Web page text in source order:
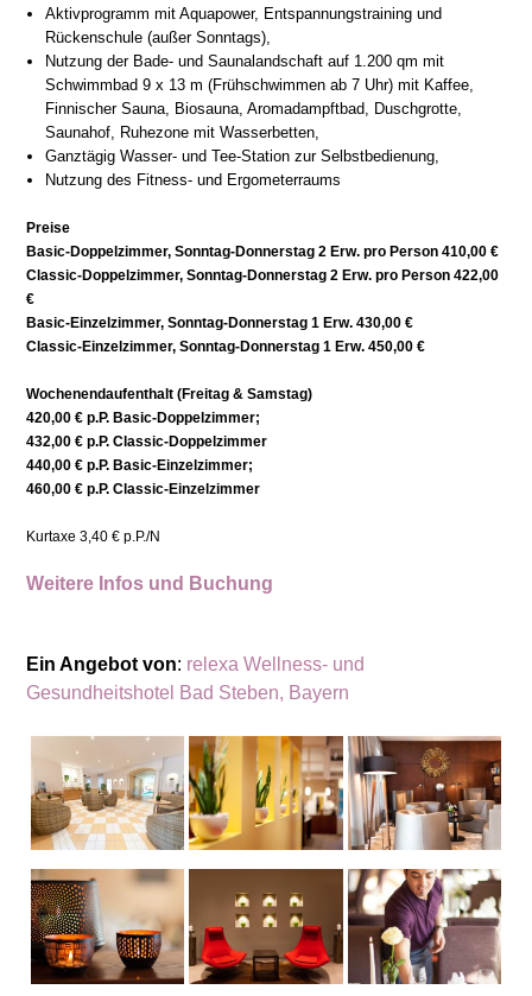
Aktivprogramm mit Aquapower, Entspannungstraining und
Rückenschule (außer Sonntags),
Nutzung der Bade- und Saunalandschaft auf 1.200 qm mit
Schwimmbad 9 x 13 m (Frühschwimmen ab 7 Uhr) mit Kaffee,
Finnischer Sauna, Biosauna, Aromadampftbad, Duschgrotte,
Saunahof, Ruhezone mit Wasserbetten,
Ganztägig Wasser- und Tee-Station zur Selbstbedienung,
Nutzung des Fitness- und Ergometerraums
Preise
Basic-Doppelzimmer, Sonntag-Donnerstag 2 Erw. pro Person 410,00 €
Classic-Doppelzimmer, Sonntag-Donnerstag 2 Erw. pro Person 422,00
€
Basic-Einzelzimmer, Sonntag-Donnerstag 1 Erw. 430,00 €
Classic-Einzelzimmer, Sonntag-Donnerstag 1 Erw. 450,00 €
Wochenendaufenthalt (Freitag & Samstag)
420,00 € p.P. Basic-Doppelzimmer;
432,00 € p.P. Classic-Doppelzimmer
440,00 € p.P. Basic-Einzelzimmer;
460,00 € p.P. Classic-Einzelzimmer
Kurtaxe 3,40 € p.P./N
Weitere Infos und Buchung
Ein Angebot von: relexa Wellness- und
Gesundheitshotel Bad Steben, Bayern